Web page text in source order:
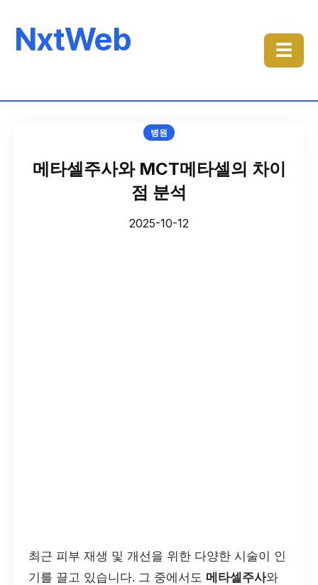
NxtWeb ☰
병원
메타셀주사와 MCT메타셀의 차이
점 분석
2025-10-12
최근 피부 재생 및 개선을 위한 다양한 시술이 인
기를 끌고 있습니다. 그 중에서도 메타셀주사와